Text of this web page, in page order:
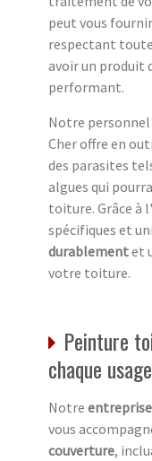
peut vous
respectant
avoir un produit
performant.
Notre personnel
Cher offre en
des parasites
algues qui
toiture. Grâce à
spécifiques et
durablementet
votre toiture.
Peinture
chaque
Notre
vous
couverture,